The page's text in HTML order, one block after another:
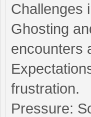
Challenges
Ghosting
encounters
frustration.
Pressure: